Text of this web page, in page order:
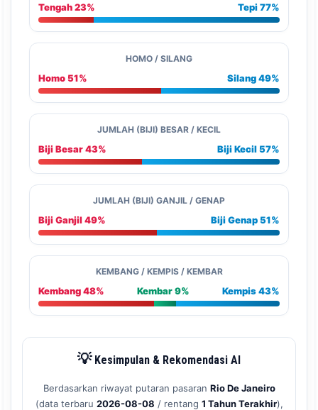
Tengah 23% Tepi 77%
HOMO / SILANG
Homo 51% Silang 49%
JUMLAH (BIJI) BESAR / KECIL
Biji Besar 43% Biji Kecil 57%
JUMLAH (BIJI) GANJIL / GENAP
Biji Ganjil 49% Biji Genap 51%
KEMBANG / KEMPIS / KEMBAR
Kembang 48% Kembar 9% Kempis 43%
💡Kesimpulan & Rekomendasi AI
Berdasarkan riwayat putaran pasaran Rio De Janeiro
(data terbaru 2026-08-08 / rentang 1 Tahun Terakhir),